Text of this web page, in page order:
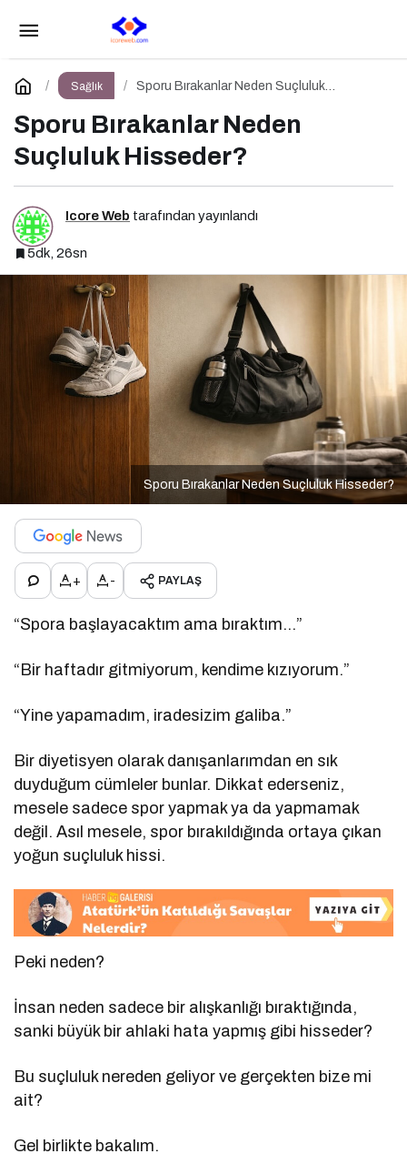
Sağlık
Sporu Bırakanlar Neden Suçluluk
Sporu Bırakanlar Neden
Suçluluk Hisseder?
Icore Web tarafından yayınlandı
5dk, 26sn
Sporu Bırakanlar Neden Suçluluk Hisseder?
+ - PAYLAŞ
“Spora başlayacaktım ama bıraktım…”
“Bir haftadır gitmiyorum, kendime kızıyorum.”
“Yine yapamadım, iradesizim galiba.”
Bir diyetisyen olarak danışanlarımdan en sık
duyduğum cümleler bunlar. Dikkat ederseniz,
mesele sadece spor yapmak ya da yapmamak
değil. Asıl mesele, spor bırakıldığında ortaya çıkan
yoğun suçluluk hissi.
Peki neden?
İnsan neden sadece bir alışkanlığı bıraktığında,
sanki büyük bir ahlaki hata yapmış gibi hisseder?
Bu suçluluk nereden geliyor ve gerçekten bize mi
ait?
Gel birlikte bakalım.
Haftada 5 Gün Spor Yapmak Gerçekten
Sağlıklı mı?
Yorum Yap